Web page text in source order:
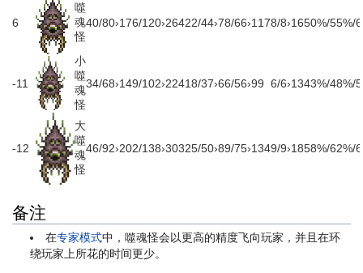
6
噬
魂
怪
40/80›176/120›26422/44›78/66›1178/8›1650%/55%/
-11
小
噬
魂
怪
34/68›149/102›22418/37›66/56›99 6/6›1343%/48%/
-12
大
噬
魂
怪
46/92›202/138›30325/50›89/75›1349/9›1858%/62%/
备注
在专家模式中，噬魂怪会以更高的精度飞向玩家，并且在环
绕玩家上所花的时间更少。